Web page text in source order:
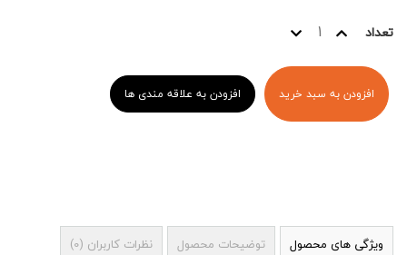
تعداد
افزودن به سبد خرید افزودن به علاقه مندی ها
ویژگی های محصول توضیحات محصول نظرات کاربران (
0
)